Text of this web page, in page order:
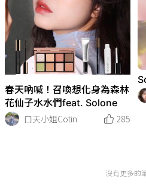
春天吶喊！召喚想化身為森林
花仙子水水們feat. Solone
口天小姐Cotin
285
沒有更多的